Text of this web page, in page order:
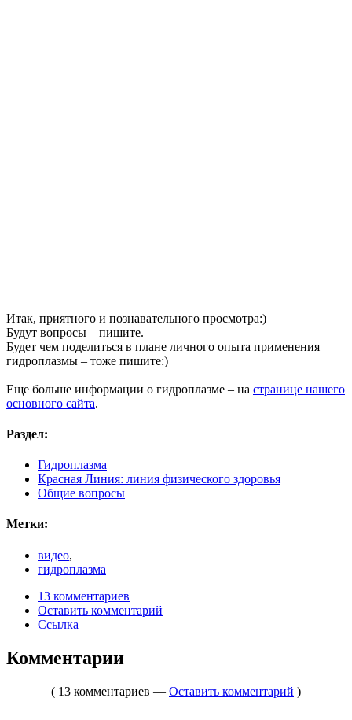
Итак, приятного и познавательного просмотра:)
Будут вопросы – пишите.
Будет чем поделиться в плане личного опыта применения
гидроплазмы – тоже пишите:)
Еще больше информации о гидроплазме – на странице нашего
основного сайта.
Раздел:
Гидроплазма
Красная Линия: линия физического здоровья
Общие вопросы
Метки:
видео,
гидроплазма
13 комментариев
Оставить комментарий
Ссылка
Комментарии
( 13 комментариев — Оставить комментарий )